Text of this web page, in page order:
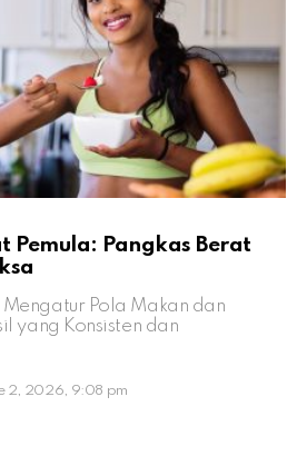
Pemula: Pangkas Berat
Pola Makan dan
yang Konsisten dan
2, 2026, 9:08 pm